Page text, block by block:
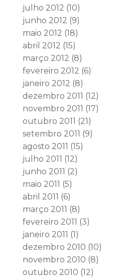
julho 2012 (10)
junho 2012 (9)
maio 2012 (18)
abril 2012 (15)
março 2012 (8)
fevereiro 2012 (6)
janeiro 2012 (8)
dezembro 2011 (12)
novembro 2011 (17)
outubro 2011 (21)
setembro 2011 (9)
agosto 2011 (15)
julho 2011 (12)
junho 2011 (2)
maio 2011 (5)
abril 2011 (6)
março 2011 (8)
fevereiro 2011 (3)
janeiro 2011 (1)
dezembro 2010 (10)
novembro 2010 (8)
outubro 2010 (12)